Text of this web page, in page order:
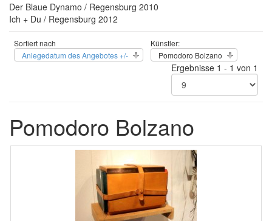
Der Blaue Dynamo / Regensburg 2010
Ich + Du / Regensburg 2012
Sortiert nach
Anlegedatum des Angebotes +/-
Künstler:
Pomodoro Bolzano
Ergebnisse 1 - 1 von 1
Pomodoro Bolzano